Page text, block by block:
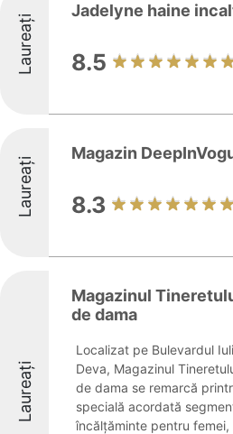
Laureați
Jadelyne haine
8.5
Laureați
Magazin
8.3
Laureați
Magazinul
de dama
Localizat pe Bulevardul
Deva, Magazinul
de dama se remarcă
specială acordată
încălțăminte pentru femei,